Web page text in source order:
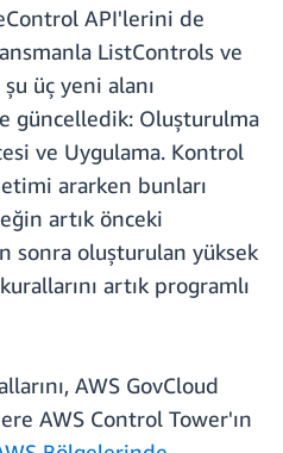
API'lerini de
ListControls ve
üç yeni alanı
güncelledik: Oluşturulma
ve Uygulama. Kontrol
ararken bunları
artık önceki
sonra oluşturulan yüksek
artık programlı
AWS GovCloud
AWS Control Tower'ın